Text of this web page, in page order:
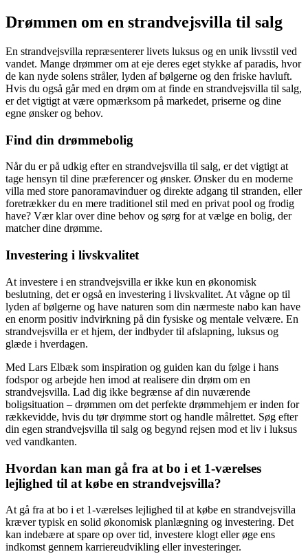
Drømmen om en strandvejsvilla til salg
En strandvejsvilla repræsenterer livets luksus og en unik livsstil ved
vandet. Mange drømmer om at eje deres eget stykke af paradis, hvor
de kan nyde solens stråler, lyden af bølgerne og den friske havluft.
Hvis du også går med en drøm om at finde en strandvejsvilla til salg,
er det vigtigt at være opmærksom på markedet, priserne og dine
egne ønsker og behov.
Find din drømmebolig
Når du er på udkig efter en strandvejsvilla til salg, er det vigtigt at
tage hensyn til dine præferencer og ønsker. Ønsker du en moderne
villa med store panoramavinduer og direkte adgang til stranden, eller
foretrækker du en mere traditionel stil med en privat pool og frodig
have? Vær klar over dine behov og sørg for at vælge en bolig, der
matcher dine drømme.
Investering i livskvalitet
At investere i en strandvejsvilla er ikke kun en økonomisk
beslutning, det er også en investering i livskvalitet. At vågne op til
lyden af bølgerne og have naturen som din nærmeste nabo kan have
en enorm positiv indvirkning på din fysiske og mentale velvære. En
strandvejsvilla er et hjem, der indbyder til afslapning, luksus og
glæde i hverdagen.
Med Lars Elbæk som inspiration og guiden kan du følge i hans
fodspor og arbejde hen imod at realisere din drøm om en
strandvejsvilla. Lad dig ikke begrænse af din nuværende
boligsituation – drømmen om det perfekte drømmehjem er inden for
rækkevidde, hvis du tør drømme stort og handle målrettet. Søg efter
din egen strandvejsvilla til salg og begynd rejsen mod et liv i luksus
ved vandkanten.
Hvordan kan man gå fra at bo i et 1-værelses
lejlighed til at købe en strandvejsvilla?
At gå fra at bo i et 1-værelses lejlighed til at købe en strandvejsvilla
kræver typisk en solid økonomisk planlægning og investering. Det
kan indebære at spare op over tid, investere klogt eller øge ens
indkomst gennem karriereudvikling eller investeringer.